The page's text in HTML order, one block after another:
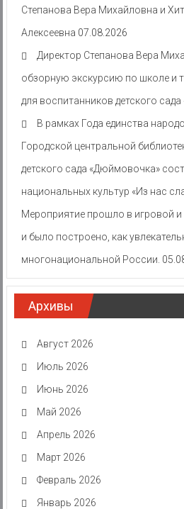
Степанова Вера Михайловна и
Алексеевна 07.08.2026
Директор Степанова Вера
обзорную экскурсию по школе и
для воспитанников детского сада
В рамках Года единства
Городской центральной
детского сада «Дюймовочка»
национальных культур «Из нас
Мероприятие прошло в игровой
и было построено, как
многонациональной России.
Архивы
Август 2026
Июль 2026
Июнь 2026
Май 2026
Апрель 2026
Март 2026
Февраль 2026
Январь 2026